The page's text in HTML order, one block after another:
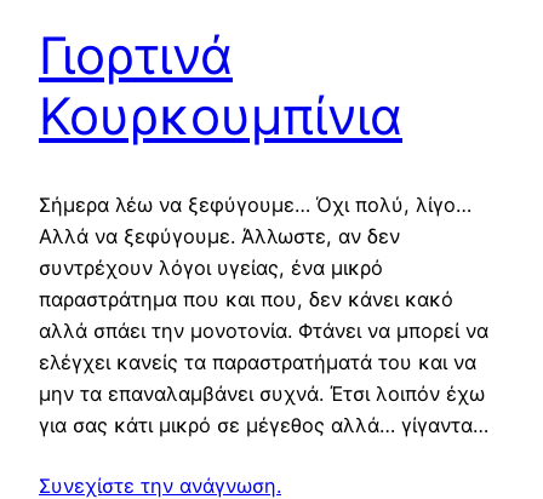
Γιορτινά
Κουρκουμπίνια
Σήμερα λέω να ξεφύγουμε… Όχι πολύ, λίγο…
Αλλά να ξεφύγουμε. Άλλωστε, αν δεν
συντρέχουν λόγοι υγείας, ένα μικρό
παραστράτημα που και που, δεν κάνει κακό
αλλά σπάει την μονοτονία. Φτάνει να μπορεί να
ελέγχει κανείς τα παραστρατήματά του και να
μην τα επαναλαμβάνει συχνά. Έτσι λοιπόν έχω
για σας κάτι μικρό σε μέγεθος αλλά… γίγαντα…
Συνεχίστε την ανάγνωση.